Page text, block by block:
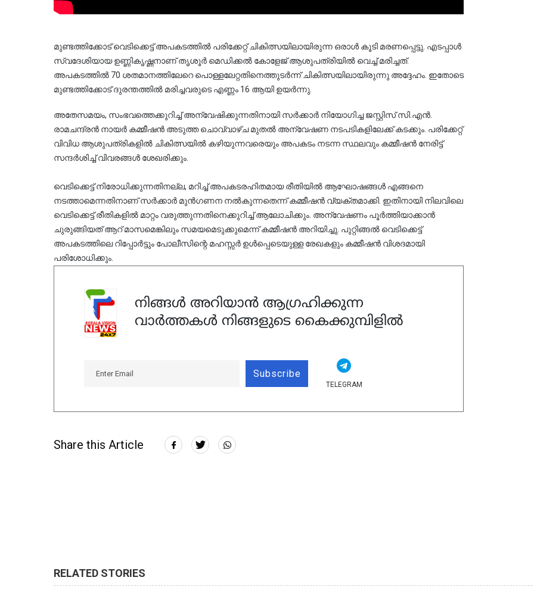
മുണ്ടത്തിക്കോട് വെടിക്കെട്ട് അപകടത്തിൽ പരിക്കേറ്റ് ചികിത്സയിലായിരുന്ന ഒരാൾ കൂടി മരണപ്പെട്ടു. എടപ്പാൾ
സ്വദേശിയായ ഉണ്ണികൃഷ്ണനാണ് തൃശൂർ മെഡിക്കൽ കോളേജ് ആശുപത്രിയിൽ വെച്ച് മരിച്ചത്.
അപകടത്തിൽ 70 ശതമാനത്തിലേറെ പൊള്ളലേറ്റതിനെത്തുടർന്ന് ചികിത്സയിലായിരുന്നു അദ്ദേഹം. ഇതോടെ
മുണ്ടത്തിക്കോട് ദുരന്തത്തിൽ മരിച്ചവരുടെ എണ്ണം 16 ആയി ഉയർന്നു.
അതേസമയം, സംഭവത്തെക്കുറിച്ച് അന്വേഷിക്കുന്നതിനായി സർക്കാർ നിയോഗിച്ച ജസ്റ്റിസ് സി.എൻ.
രാമചന്ദ്രൻ നായർ കമ്മീഷൻ അടുത്ത ചൊവ്വാഴ്ച മുതൽ അന്വേഷണ നടപടികളിലേക്ക് കടക്കും. പരിക്കേറ്റ്
വിവിധ ആശുപത്രികളിൽ ചികിത്സയിൽ കഴിയുന്നവരെയും അപകടം നടന്ന സ്ഥലവും കമ്മീഷൻ നേരിട്ട്
സന്ദർശിച്ച് വിവരങ്ങൾ ശേഖരിക്കും.
വെടിക്കെട്ട് നിരോധിക്കുന്നതിനല്ല, മറിച്ച് അപകടരഹിതമായ രീതിയിൽ ആഘോഷങ്ങൾ എങ്ങനെ
നടത്താമെന്നതിനാണ് സർക്കാർ മുൻഗണന നൽകുന്നതെന്ന് കമ്മീഷൻ വ്യക്തമാക്കി. ഇതിനായി നിലവിലെ
വെടിക്കെട്ട് രീതികളിൽ മാറ്റം വരുത്തുന്നതിനെക്കുറിച്ച് ആലോചിക്കും. അന്വേഷണം പൂർത്തിയാക്കാൻ
ചുരുങ്ങിയത് ആറ് മാസമെങ്കിലും സമയമെടുക്കുമെന്ന് കമ്മീഷൻ അറിയിച്ചു. പുറ്റിങ്ങൽ വെടിക്കെട്ട്
അപകടത്തിലെ റിപ്പോർട്ടും പോലീസിന്റെ മഹസ്സർ ഉൾപ്പെടെയുള്ള രേഖകളും കമ്മീഷൻ വിശദമായി
പരിശോധിക്കും.
നിങ്ങൾ അറിയാൻ ആഗ്രഹിക്കുന്ന
വാർത്തകൾ നിങ്ങളുടെ കൈക്കുമ്പിളിൽ
Subscribe
TELEGRAM
Share this Article
RELATED STORIES